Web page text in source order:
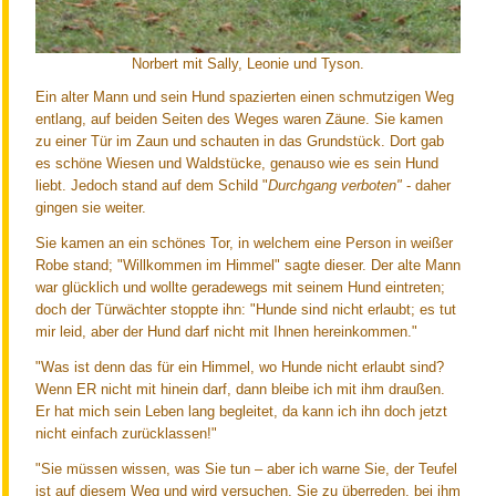
Norbert mit Sally, Leonie und Tyson.
Ein alter Mann und sein Hund spazierten einen schmutzigen Weg
entlang, auf beiden Seiten des Weges waren Zäune. Sie kamen
zu einer Tür im Zaun und schauten in das Grundstück. Dort gab
es schöne Wiesen und Waldstücke, genauso wie es sein Hund
liebt. Jedoch stand auf dem Schild "Durchgang verboten" - daher
gingen sie weiter.
Sie kamen an ein schönes Tor, in welchem eine Person in weißer
Robe stand; "Willkommen im Himmel" sagte dieser. Der alte Mann
war glücklich und wollte geradewegs mit seinem Hund eintreten;
doch der Türwächter stoppte ihn: "Hunde sind nicht erlaubt; es tut
mir leid, aber der Hund darf nicht mit Ihnen hereinkommen."
"Was ist denn das für ein Himmel, wo Hunde nicht erlaubt sind?
Wenn ER nicht mit hinein darf, dann bleibe ich mit ihm draußen.
Er hat mich sein Leben lang begleitet, da kann ich ihn doch jetzt
nicht einfach zurücklassen!"
"Sie müssen wissen, was Sie tun – aber ich warne Sie, der Teufel
ist auf diesem Weg und wird versuchen, Sie zu überreden, bei ihm